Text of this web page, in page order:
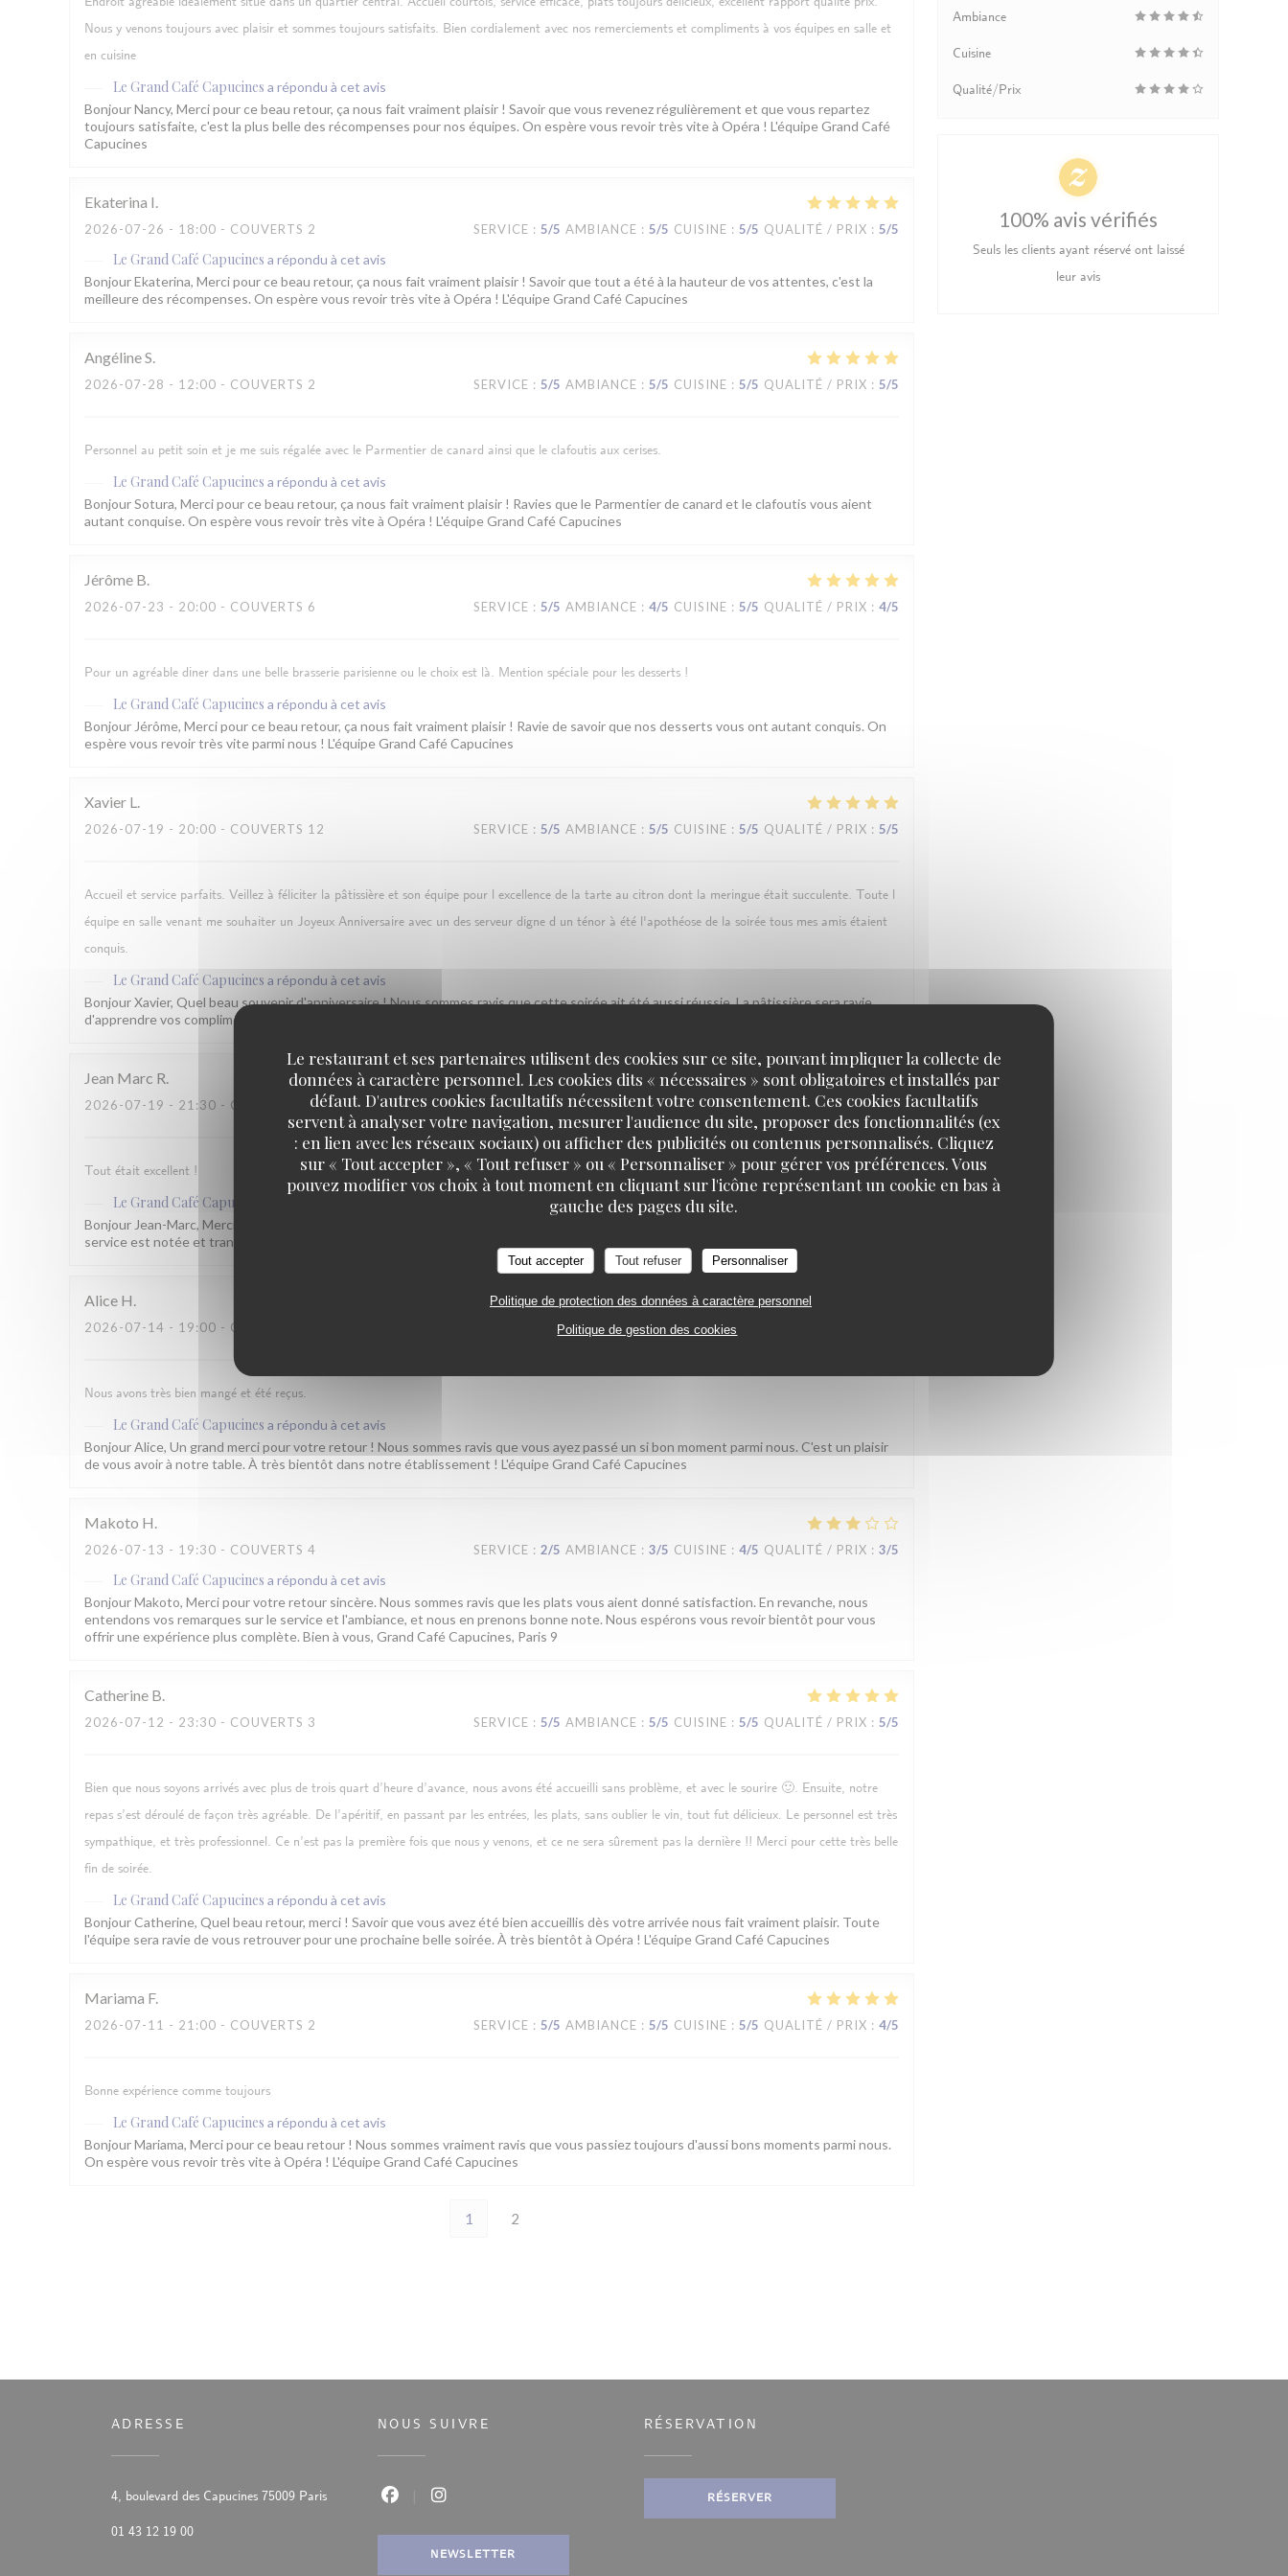
Le restaurant et ses partenaires utilisent des cookies sur ce site, pouvant impliquer la collecte de
données à caractère personnel. Les cookies dits « nécessaires » sont obligatoires et installés par
défaut. D'autres cookies facultatifs nécessitent votre consentement. Ces cookies facultatifs
servent à analyser votre navigation, mesurer l'audience du site, proposer des fonctionnalités (ex
: en lien avec les réseaux sociaux) ou afficher des publicités ou contenus personnalisés. Cliquez
sur « Tout accepter », « Tout refuser » ou « Personnaliser » pour gérer vos préférences. Vous
pouvez modifier vos choix à tout moment en cliquant sur l'icône représentant un cookie en bas à
gauche des pages du site.
Tout accepter Tout refuser Personnaliser
Politique de protection des données à caractère personnel
Politique de gestion des cookies
Nous y venons toujours avec plaisir et sommes toujours satisfaits. Bien cordialement avec nos remerciements et compliments à vos équipes en salle et
en cuisine
Le Grand Café Capucines a répondu à cet avis
Bonjour Nancy, Merci pour ce beau retour, ça nous fait vraiment plaisir ! Savoir que vous revenez régulièrement et que vous repartez
toujours satisfaite, c'est la plus belle des récompenses pour nos équipes. On espère vous revoir très vite à Opéra ! L'équipe Grand Café
Capucines
Ekaterina I
2026-07-26 - 18:00 - COUVERTS 2 SERVICE : 5/5 AMBIANCE : 5/5 CUISINE : 5/5 QUALITÉ / PRIX : 5/5
Le Grand Café Capucines a répondu à cet avis
Bonjour Ekaterina, Merci pour ce beau retour, ça nous fait vraiment plaisir ! Savoir que tout a été à la hauteur de vos attentes, c'est la
meilleure des récompenses. On espère vous revoir très vite à Opéra ! L'équipe Grand Café Capucines
AngélineS
2026-07-28 - 12:00 - COUVERTS 2 SERVICE : 5/5 AMBIANCE : 5/5 CUISINE : 5/5 QUALITÉ / PRIX : 5/5
Personnel au petit soin et je me suis régalée avec le Parmentier de canard ainsi que le clafoutis aux cerises.
Le Grand Café Capucines a répondu à cet avis
Bonjour Sotura, Merci pour ce beau retour, ça nous fait vraiment plaisir ! Ravies que le Parmentier de canard et le clafoutis vous aient
autant conquise. On espère vous revoir très vite à Opéra ! L'équipe Grand Café Capucines
Jérôme B
2026-07-23 - 20:00 - COUVERTS 6 SERVICE : 5/5 AMBIANCE : 4/5 CUISINE : 5/5 QUALITÉ / PRIX : 4/5
Pour un agréable diner dans une belle brasserie parisienne ou le choix est là. Mention spéciale pour les desserts !
Le Grand Café Capucines a répondu à cet avis
Bonjour Jérôme, Merci pour ce beau retour, ça nous fait vraiment plaisir ! Ravie de savoir que nos desserts vous ont autant conquis. On
espère vous revoir très vite parmi nous ! L'équipe Grand Café Capucines
Xavier L
2026-07-19 - 20:00 - COUVERTS 12 SERVICE : 5/5 AMBIANCE : 5/5 CUISINE : 5/5 QUALITÉ / PRIX : 5/5
Accueil et service parfaits. Veillez à féliciter la pâtissière et son équipe pour l excellence de la tarte au citron dont la meringue était succulente. Toute l
équipe en salle venant me souhaiter un Joyeux Anniversaire avec un des serveur digne d un ténor à été l'apothéose de la soirée tous mes amis étaient
conquis.
Le Grand Café Capucines a répondu à cet avis
Bonjour Xavier, Quel beau souvenir d'anniversaire ! Nous sommes ravis que cette soirée ait été aussi réussie. La pâtissière sera ravie
d'apprendre vos compliments sur sa tarte au citron. Et notre ténor en salle... Il va adorer ! L'équipe Grand Café Capucines
Jean Marc R
2026-07-19 - 21:30 - COUVERTS 2 SERVICE: 4/5 AMBIANCE: 5 /5 CUISINE: 5/5 QUALITÉ / PRIX: 5/5
Tout était excellent !
Le Grand Café Capucines
Bonjour Jean-Marc, Merci pour ce beau retour ! Ravis que l'ensemble de votre soirée vous ait plu. Votre remarque sur le rythme du
service est notée et transmise à l'équipe, on y travaille ! On espère vous revoir bientôt à Opéra ! L'équipe Grand Café Capucines
Alice H
2026-07-14 - 19:00 - COUVERTS 4 /5 AMBIANCE: 5/5 CUISINE:
Nous avons très bien mangé et été reçus.
Le Grand Café Capucines a répondu à cet avis
Bonjour Alice, Un grand merci pour votre retour ! Nous sommes ravis que vous ayez passé un si bon moment parmi nous. C'est un plaisir
de vous avoir à notre table. À très bientôt dans notre établissement ! L'équipe Grand Café Capucines
Makoto H
2026-07-13 - 19:30 - COUVERTS 4 SERVICE : 2/5 AMBIANCE : 3/5 CUISINE : 4/5 QUALITÉ / PRIX : 3/5
Le Grand Café Capucines a répondu à cet avis
Bonjour Makoto, Merci pour votre retour sincère. Nous sommes ravis que les plats vous aient donné satisfaction. En revanche, nous
entendons vos remarques sur le service et l'ambiance, et nous en prenons bonne note. Nous espérons vous revoir bientôt pour vous
offrir une expérience plus complète. Bien à vous, Grand Café Capucines, Paris 9
Catherine B
2026-07-12 - 23:30 - COUVERTS 3 SERVICE : 5/5 AMBIANCE : 5/5 CUISINE : 5/5 QUALITÉ / PRIX : 5/5
Bien que nous soyons arrivés avec plus de trois quart d’heure d’avance, nous avons été accueilli sans problème, et avec le sourire 🙂. Ensuite, notre
repas s’est déroulé de façon très agréable. De l’apéritif, en passant par les entrées, les plats, sans oublier le vin, tout fut délicieux. Le personnel est très
sympathique, et très professionnel. Ce n’est pas la première fois que nous y venons, et ce ne sera sûrement pas la dernière !! Merci pour cette très belle
fin de soirée.
Le Grand Café Capucines a répondu à cet avis
Bonjour Catherine, Quel beau retour, merci ! Savoir que vous avez été bien accueillis dès votre arrivée nous fait vraiment plaisir. Toute
l'équipe sera ravie de vous retrouver pour une prochaine belle soirée. À très bientôt à Opéra ! L'équipe Grand Café Capucines
Mariama F
2026-07-11 - 21:00 - COUVERTS 2 SERVICE : 5/5 AMBIANCE : 5/5 CUISINE : 5/5 QUALITÉ / PRIX : 4/5
Bonne expérience comme toujours
Le Grand Café Capucines a répondu à cet avis
Bonjour Mariama, Merci pour ce beau retour ! Nous sommes vraiment ravis que vous passiez toujours d'aussi bons moments parmi nous.
On espère vous revoir très vite à Opéra ! L'équipe Grand Café Capucines
1 2
Ambiance
Cuisine
Qualité/Prix
100% avis vérifiés
Seuls les clients ayant réservé ont laissé
leur avis
ADRESSE
4, boulevard des Capucines 75009 Paris((ouvre une nouvelle fenêtre))
01 43 12 19 00
NOUS SUIVRE
Facebook ((ouvre une nouvelle fenêtre))
NEWSLETTER
RÉSERVATION
RÉSERVER